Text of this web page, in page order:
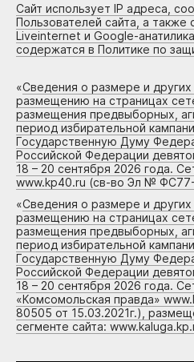
Сайт использует IP адреса,
Пользователей сайта, а также
Liveinternet и Google-
содержатся в Политике по
«Сведения о размере и других
размещению на страницах
размещения предвыборных,
период избирательной
Государственную Думу
Российской Федерации
18 – 20 сентября 2026 года.
www.kp40.ru (св-во Эл № ФС77-
«Сведения о размере и других
размещению на страницах
размещения предвыборных,
период избирательной
Государственную Думу
Российской Федерации
18 – 20 сентября 2026 года.
«Комсомольская правда»
80505 от 15.03.2021г.),
сегменте сайта: